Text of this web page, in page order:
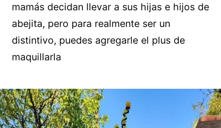
mamás decidan llevar a sus hijas e hijos de
abejita, pero para realmente ser un
distintivo, puedes agregarle el plus de
maquillarla